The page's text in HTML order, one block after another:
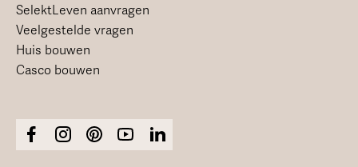
SelektLeven aanvragen
Veelgestelde vragen
Huis bouwen
Casco bouwen